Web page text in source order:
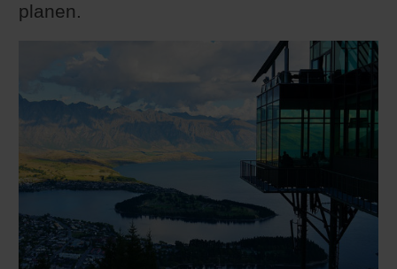
planen.